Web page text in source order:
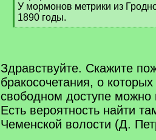
У мормонов метрики из
1890 годы.
[
Здравствуйте. Скажите
бракосочетания, о
свободном доступе можно
Есть вероятность найти
Чеменской волости (Д.